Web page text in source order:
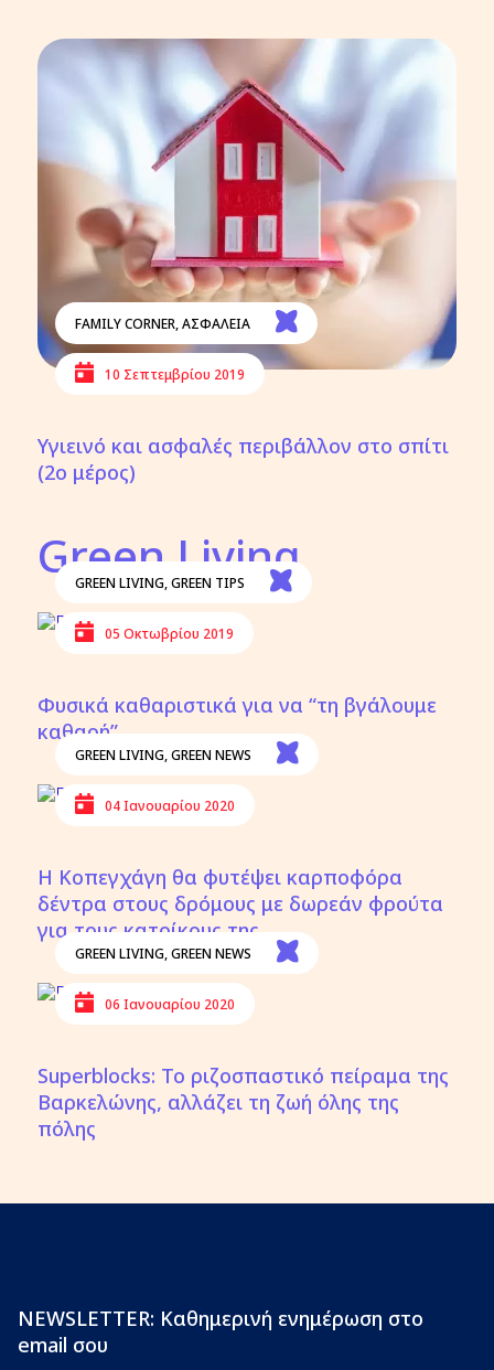
FAMILY CORNER,ΑΣΦΑΛΕΙΑ
10 Σεπτεμβρίου 2019
Υγιεινό και ασφαλές περιβάλλον στο σπίτι
(2ο μέρος)
Green Living
GREEN LIVING,GREEN TIPS
05 Οκτωβρίου 2019
Φυσικά καθαριστικά για να “τη βγάλουμε
καθαρή”
GREEN LIVING,GREEN NEWS
04 Ιανουαρίου 2020
Η Κοπεγχάγη θα φυτέψει καρποφόρα
δέντρα στους δρόμους με δωρεάν φρούτα
για τους κατοίκους της
GREEN LIVING,GREEN NEWS
06 Ιανουαρίου 2020
Superblocks: Το ριζοσπαστικό πείραμα της
Βαρκελώνης, αλλάζει τη ζωή όλης της
πόλης
NEWSLETTER: Καθημερινή ενημέρωση στο
email σου